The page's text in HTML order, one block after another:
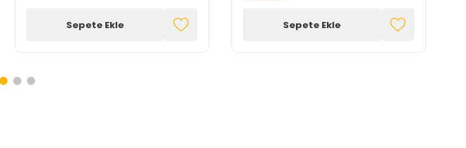
Sepete Ekle Sepete Ekle